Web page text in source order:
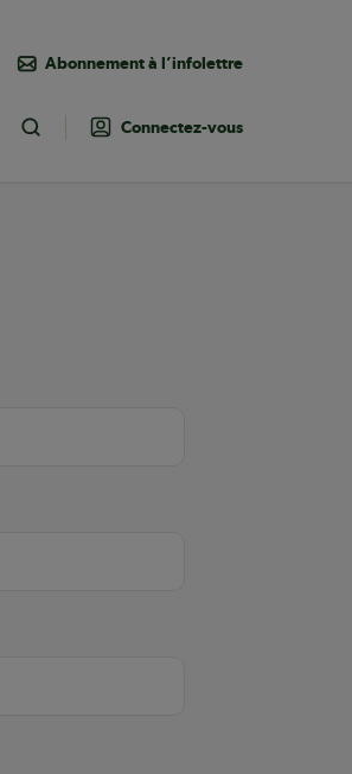
Abonnement à l’infolettre
Toggle Search
Connectez-vous